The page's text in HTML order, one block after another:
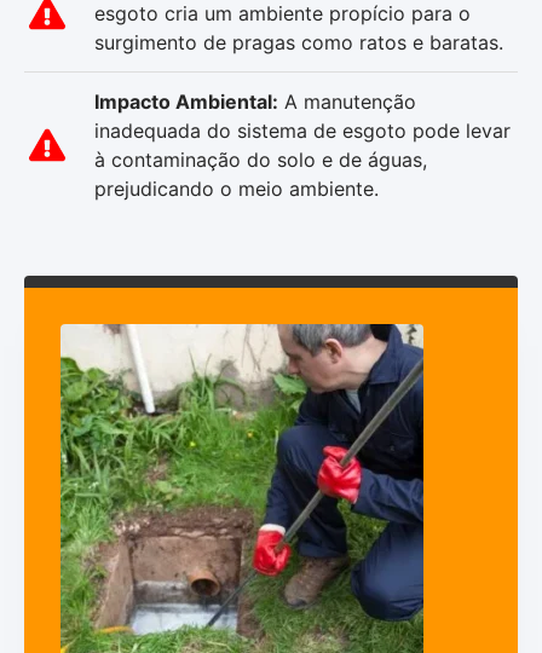
esgoto cria um ambiente propício para o
surgimento de pragas como ratos e baratas.
Impacto Ambiental: A manutenção
inadequada do sistema de esgoto pode levar
à contaminação do solo e de águas,
prejudicando o meio ambiente.